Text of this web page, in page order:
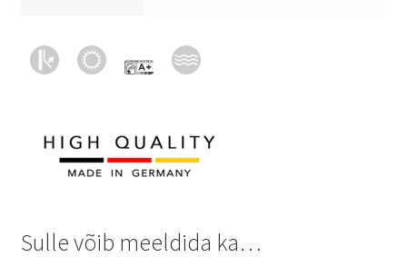
Sulle võib meeldida ka…